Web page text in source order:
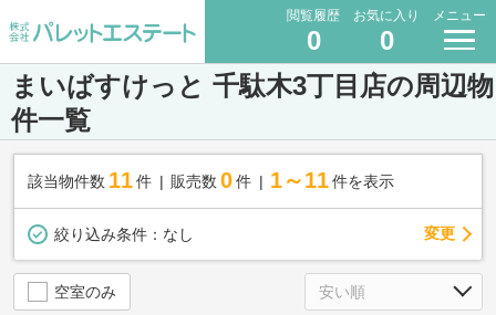
閲覧履歴
0
お気に入り
0
メニュー
まいばすけっと 千駄木3丁目店の周辺物
件一覧
該当物件数 11件 販売数 0 件 1～11 件を表示
絞り込み条件： なし 変更
空室のみ